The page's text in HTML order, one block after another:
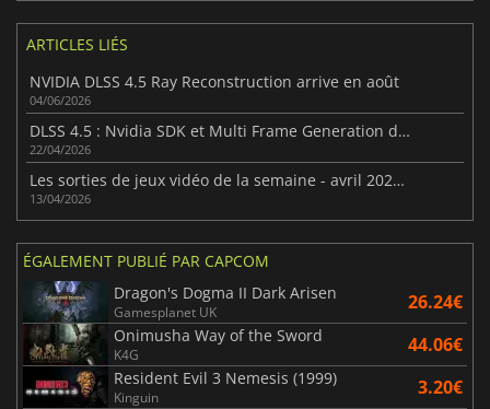
ARTICLES LIÉS
NVIDIA DLSS 4.5 Ray Reconstruction arrive en août
04/06/2026
DLSS 4.5 : Nvidia SDK et Multi Frame Generation dynamique
22/04/2026
Les sorties de jeux vidéo de la semaine - avril 2026 (semaine 16)
13/04/2026
ÉGALEMENT PUBLIÉ PAR CAPCOM
Dragon's Dogma II Dark Arisen
Gamesplanet UK 26.24€
Onimusha Way of the Sword
K4G 44.06€
Resident Evil 3 Nemesis (1999)
Kinguin 3.20€